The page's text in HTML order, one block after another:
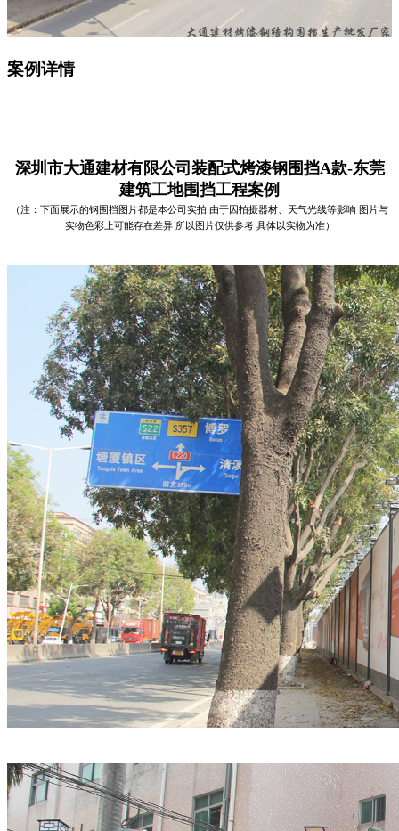
案例详情
深圳市大通建材有限公司装配式烤漆钢围挡A款-东莞
建筑工地围挡工程案例
（注：下面展示的钢围挡图片都是本公司实拍 由于因拍摄器材、天气光线等影响 图片与
实物色彩上可能存在差异 所以图片仅供参考 具体以实物为准）